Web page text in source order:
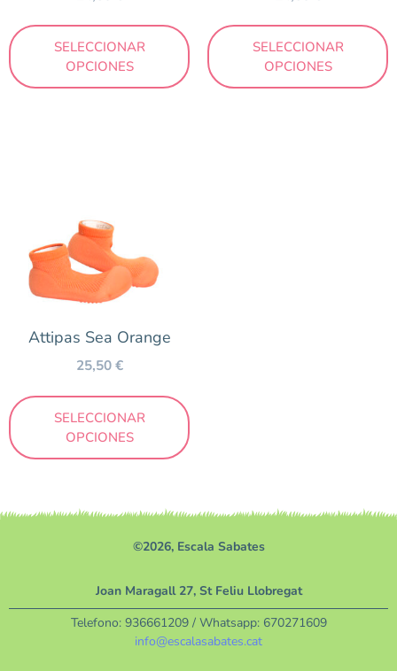
SELECCIONAR
OPCIONES
SELECCIONAR
OPCIONES
Attipas Sea Orange
25,50€
SELECCIONAR
OPCIONES
©2026, Escala Sabates
Joan Maragall 27, St Feliu Llobregat
Telefono: 936661209/ Whatsapp: 670271609
info@escalasabates.cat